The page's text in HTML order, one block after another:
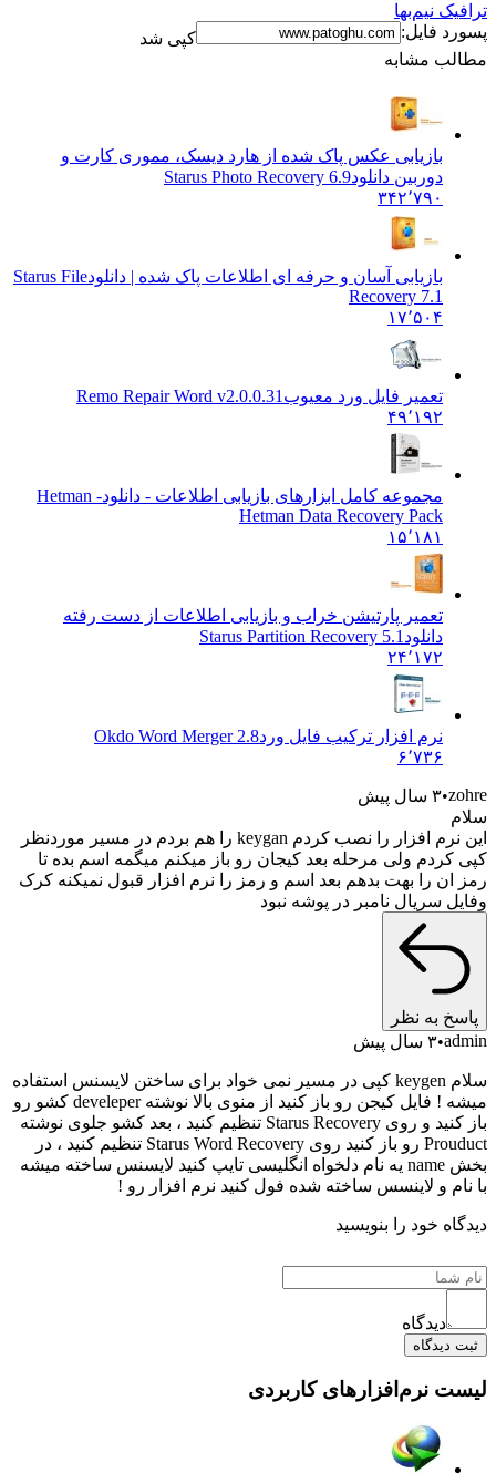
ترافیک نیم‌بها
پسورد فایل:
کپی شد
مطالب مشابه
بازیابی عکس پاک شده از هارد دیسک، مموری کارت و
دوربین دانلودStarus Photo Recovery 6.9
۳۴۲٬۷۹۰
بازیابی آسان و حرفه ای اطلاعات پاک شده | دانلودStarus File
Recovery 7.1
۱۷٬۵۰۴
تعمیر فایل ورد معیوب Remo Repair Word v2.0.0.31
۴۹٬۱۹۲
مجموعه کامل ابزارهای بازیابی اطلاعات - دانلودHetman -
Hetman Data Recovery Pack
۱۵٬۱۸۱
تعمیر پارتیشن خراب و بازیابی اطلاعات از دست رفته
دانلود Starus Partition Recovery 5.1
۲۴٬۱۷۲
نرم افزار ترکیب فایل وردOkdo Word Merger 2.8
۶٬۷۳۶
zohre ۳ سال پیش
سلام
این نرم افزار را نصب کردم keygan را هم بردم در مسیر موردنظر
کپی کردم ولی مرحله بعد کیجان رو باز میکنم میگمه اسم بده تا
رمز ان را بهت بدهم بعد اسم و رمز را نرم افزار قبول نمیکنه کرک
وفایل سریال نامبر در پوشه نبود
پاسخ به نظر
admin ۳ سال پیش
سلام keygen کپی در مسیر نمی خواد برای ساختن لایسنس استفاده
میشه ! فایل کیجن رو باز کنید از منوی بالا نوشته develeper کشو رو
باز کنید و روی Starus Recovery تنظیم کنید ، بعد کشو جلوی نوشته
Prouduct رو باز کنید روی Starus Word Recovery تنظیم کنید ، در
بخش name یه نام دلخواه انگلیسی تایپ کنید لایسنس ساخته میشه
با نام و لاینسس ساخته شده فول کنید نرم افزار رو !
دیدگاه خود را بنویسید
دیدگاه
ثبت دیدگاه
لیست نرم‌افزارهای کاربردی